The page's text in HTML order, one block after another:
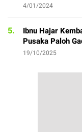
4/01/2024
5.
Ibnu Hajar
Pusaka Paloh
19/10/2025